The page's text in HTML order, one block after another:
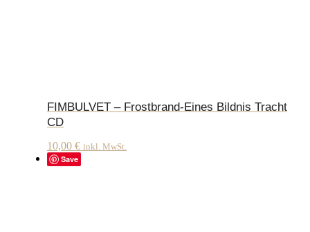
FIMBULVET – Frostbrand-Eines Bildnis Tracht
CD
10,00 € inkl. MwSt.
Save